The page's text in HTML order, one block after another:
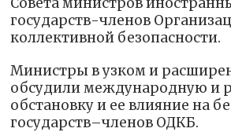
государств-членов
коллективной безопасности.
Министры в узком и
обсудили международную и
обстановку и ее влияние на
государств–членов ОДКБ.